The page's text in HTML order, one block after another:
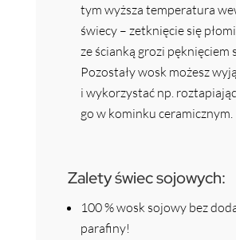
tym wyższa temperatura
świecy – zetknięcie się
ze ścianką grozi pęknięciem
Pozostały wosk możesz
i wykorzystać np. roztapiając
go w kominku ceramicznym.
Zalety świec sojowych:
100 % wosk sojowy bez
parafiny!